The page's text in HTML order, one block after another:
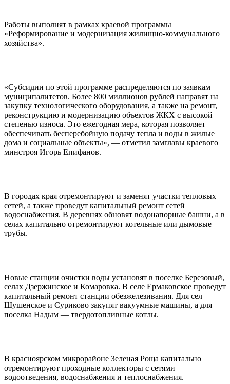
Работы выполнят в рамках краевой программы
«Реформирование и модернизация жилищно-коммунального
хозяйства».
«Субсидии по этой программе распределяются по заявкам
муниципалитетов. Более 800 миллионов рублей направят на
закупку технологического оборудования, а также на ремонт,
реконструкцию и модернизацию объектов ЖКХ с высокой
степенью износа. Это ежегодная мера, которая позволяет
обеспечивать бесперебойную подачу тепла и воды в жилые
дома и социальные объекты», — отметил замглавы краевого
минстроя Игорь Епифанов.
В городах края отремонтируют и заменят участки тепловых
сетей, а также проведут капитальный ремонт сетей
водоснабжения. В деревнях обновят водонапорные башни, а в
селах капитально отремонтируют котельные или дымовые
трубы.
Новые станции очистки воды установят в поселке Березовый,
селах Дзержинское и Комаровка. В селе Ермаковское проведут
капитальный ремонт станции обезжелезивания. Для сел
Шушенское и Суриково закупят вакуумные машины, а для
поселка Надым — твердотопливные котлы.
В красноярском микрорайоне Зеленая Роща капитально
отремонтируют проходные коллекторы с сетями
водоотведения, водоснабжения и теплоснабжения.